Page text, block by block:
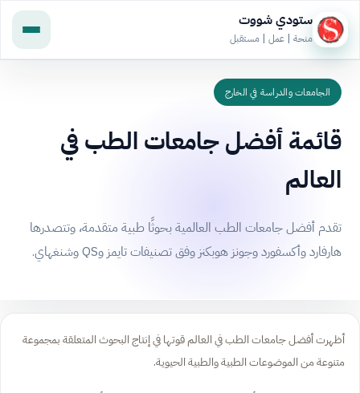
ستودي شووت
منحة | عمل | مستقبل
الجامعات والدراسة في الخارج
قائمة أفضل جامعات الطب في
العالم
تقدم أفضل جامعات الطب العالمية بحوثًا طبية متقدمة، وتتصدرها
هارفارد وأكسفورد وجونز هوبكنز وفق تصنيفات تايمز وQS وشنغهاي.
أظهرت أفضل جامعات الطب في العالم قوتها في إنتاج البحوث المتعلقة بمجموعة
متنوعة من الموضوعات الطبية والطبية الحيوية.